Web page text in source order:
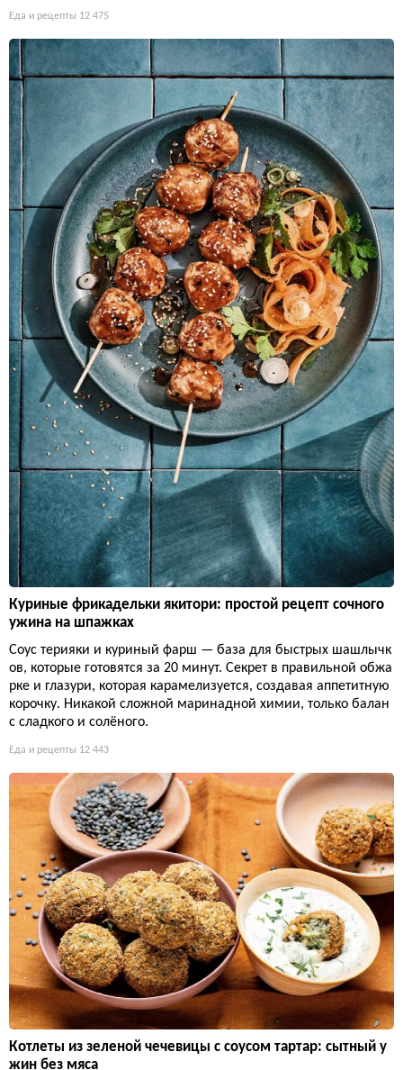
Еда и рецепты 12 475
Куриные фрикадельки якитори: простой рецепт сочного
ужина на шпажках
Соус терияки и куриный фарш — база для быстрых шашлычк
ов, которые готовятся за 20 минут. Секрет в правильной обжа
рке и глазури, которая карамелизуется, создавая аппетитную
корочку. Никакой сложной маринадной химии, только балан
с сладкого и солёного.
Еда и рецепты 12 443
Котлеты из зеленой чечевицы с соусом тартар: сытный у
жин без мяса